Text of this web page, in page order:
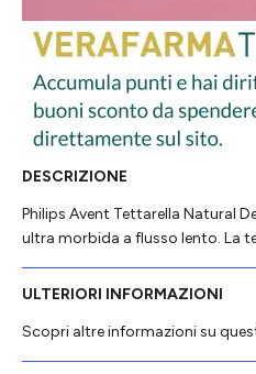
DESCRIZIONE
Philips Avent Tettarella Natural
ultra morbida a flusso lento. La
ULTERIORI INFORMAZIONI
Scopri altre informazioni su